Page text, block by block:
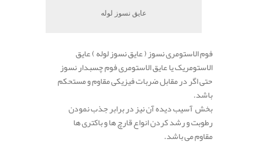
عایق نسوز لوله
فوم الاستومری نسوز ( عایق نسوز لوله ) عایق
الاستومریک یا عایق الاستومری فوم چسبدار نسوز
حتی اگر در مقابل ضربات فیزیکی مقاوم و مستحکم
باشد.
بخش آسیب دیده آن نیز در برابر جذب نمودن
رطوبت و رشد کردن انواع قارچ ها و باکتری ها
مقاوم می باشد.